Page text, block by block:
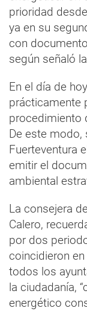
prioridad
ya en su
con
según señaló
En el día de
prácticamente
procedimiento
De este modo,
Fuerteventura
emitir el
ambiental
La consejera
Calero,
por dos
coincidieron
todos los
la ciudadanía,
energético